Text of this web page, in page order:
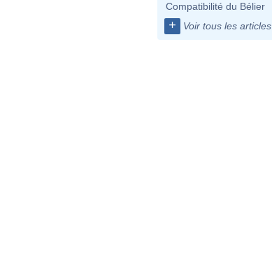
Compatibilité du Bélier
+ Voir tous les articles